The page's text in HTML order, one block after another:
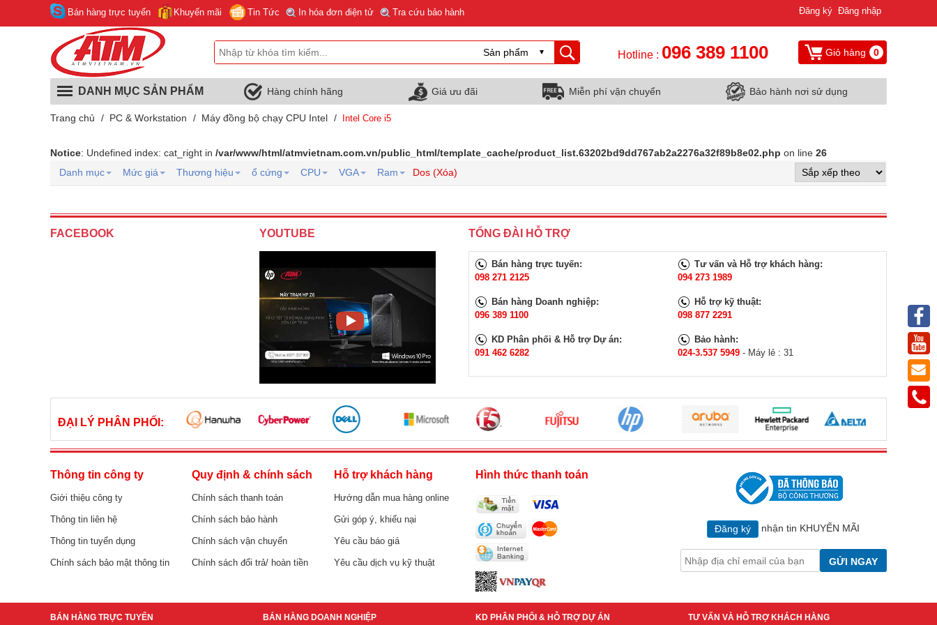
Bán hàng trực tuyến Khuyến mãi Tin Tức In hóa đơn điện tử Tra cứu bảo hành Đăng ký Đăng nhập
Hotline : 096 389 1100 Giỏ hàng 0
DANH MỤC SẢN PHẨM Hàng chính hãng Giá ưu đãi Miễn phí vận chuyển Bảo hành nơi sử dụng
Trang chủ / PC & Workstation / Máy đồng bộ chạy CPU Intel / Intel Core i5
Notice: Undefined index: cat_right in /var/www/html/atmvietnam.com.vn/public_html/template_cache/product_list.63202bd9dd767ab2a2276a32f89b8e02.php on line 26
Danh mục
Mức giá Thương hiệu ổ cứng CPU VGA Ram Dos (Xóa)
FACEBOOK YOUTUBE TỔNG ĐÀI HỖ TRỢ
Bán hàng trực tuyến:
098 271 2125
Bán hàng Doanh nghiệp:
096 389 1100
KD Phân phối & Hỗ trợ Dự án:
091 462 6282
Tư vấn và Hỗ trợ khách hàng:
094 273 1989
Hỗ trợ kỹ thuật:
098 877 2291
Bảo hành:
024-3.537 5949 - Máy lẻ : 31
ĐẠI LÝ PHÂN PHỐI:
Thông tin công ty
Giới thiệu công ty
Thông tin liên hệ
Thông tin tuyển dụng
Chính sách bảo mật thông tin
Quy định & chính sách
Chính sách thanh toán
Chính sách bảo hành
Chính sách vận chuyển
Chính sách đổi trả/ hoàn tiền
Hỗ trợ khách hàng
Hướng dẫn mua hàng online
Gửi góp ý, khiếu nại
Yêu cầu báo giá
Yêu cầu dịch vụ kỹ thuật
Hình thức thanh toán
Đăng ký nhận tin KHUYẾN MÃI
GỬI NGAY
BÁN HÀNG TRỰC TUYẾN BÁN HÀNG DOANH NGHIỆP KD PHÂN PHỐI & HỖ TRỢ DỰ ÁN TƯ VẤN VÀ HỖ TRỢ KHÁCH HÀNG